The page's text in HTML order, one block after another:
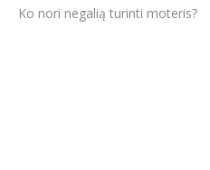
Ko nori negalią turinti moteris?